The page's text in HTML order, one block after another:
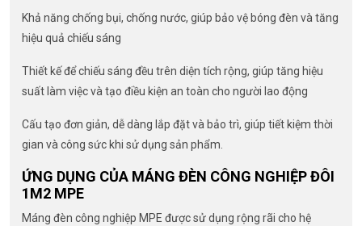
Khả năng chống bụi, chống nước, giúp bảo vệ bóng đèn và tăng
hiệu quả chiếu sáng
Thiết kế để chiếu sáng đều trên diện tích rộng, giúp tăng hiệu
suất làm việc và tạo điều kiện an toàn cho người lao động
Cấu tạo đơn giản, dễ dàng lắp đặt và bảo trì, giúp tiết kiệm thời
gian và công sức khi sử dụng sản phẩm.
ỨNG DỤNG CỦA MÁNG ĐÈN CÔNG NGHIỆP ĐÔI
1M2 MPE
Máng đèn công nghiệp MPE được sử dụng rộng rãi cho hệ